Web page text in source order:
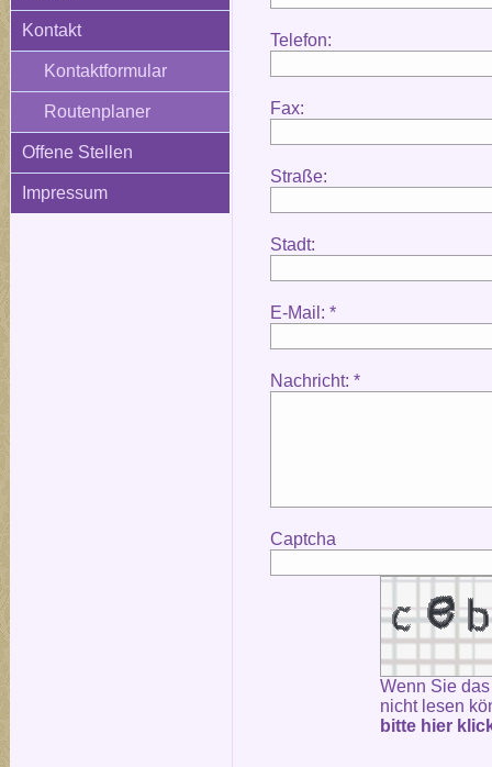
Kontakt
Kontaktformular
Routenplaner
Offene Stellen
Impressum
Telefon:
Fax:
Straße:
Stadt:
E-Mail: *
Nachricht: *
Captcha
Wenn Sie
nicht lesen
bitte hier